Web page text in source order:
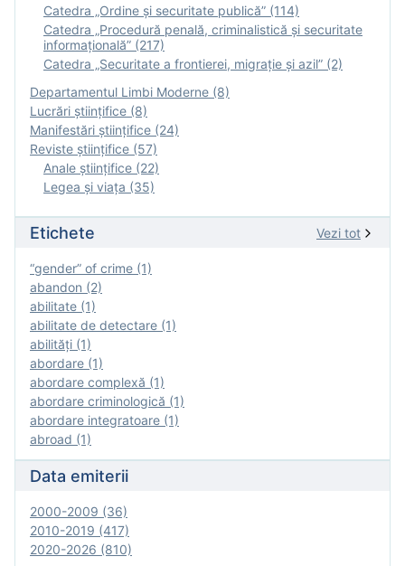
Catedra „Ordine și securitate publică” (114)
Catedra „Procedură penală, criminalistică și securitate
informațională” (217)
Catedra „Securitate a frontierei, migrație și azil” (2)
Departamentul Limbi Moderne (8)
Lucrări științifice (8)
Manifestări ştiinţifice (24)
Reviste ştiinţifice (57)
Anale ştiinţifice (22)
Legea şi viaţa (35)
Etichete Vezi tot
“gender” of crime (1)
abandon (2)
abilitate (1)
abilitate de detectare (1)
abilităţi (1)
abordare (1)
abordare complexă (1)
abordare criminologică (1)
abordare integratoare (1)
abroad (1)
Data emiterii
2000-2009 (36)
2010-2019 (417)
2020-2026 (810)